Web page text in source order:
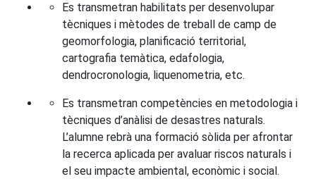
Es transmetran habilitats per desenvolupar
tècniques i mètodes de treball de camp de
geomorfologia, planificació territorial,
cartografia temàtica, edafologia,
dendrocronologia, liquenometria, etc.
Es transmetran competències en metodologia i
tècniques d’anàlisi de desastres naturals.
L’alumne rebrà una formació sòlida per afrontar
la recerca aplicada per avaluar riscos naturals i
el seu impacte ambiental, econòmic i social.